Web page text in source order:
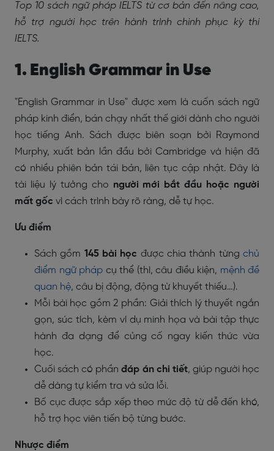
Top 10 sách ngữ pháp IELTS từ cơ bản đến nâng cao,
hỗ trợ người học trên hành trình chinh phục kỳ thi
IELTS.
1. English Grammar in Use
"English Grammar in Use" được xem là cuốn sách ngữ
pháp kinh điển, bán chạy nhất thế giới dành cho người
học tiếng Anh. Sách được biên soạn bởi Raymond
Murphy, xuất bản lần đầu bởi Cambridge và hiện đã
có nhiều phiên bản tái bản, liên tục cập nhật. Đây là
tài liệu lý tưởng cho người mới bắt đầu hoặc người
mất gốc vì cách trình bày rõ ràng, dễ tự học.
Ưu điểm
Sách gồm 145 bài học được chia thành từngchủ
điểm ngữ pháp cụ thể (thì, câu điều kiện, mệnh đề
quan hệ, câu bị động, động từ khuyết thiếu…).
Mỗi bài học gồm 2 phần: Giải thích lý thuyết ngắn
gọn, súc tích, kèm ví dụ minh họa và bài tập thực
hành đa dạng để củng cố ngay kiến thức vừa
học.
Cuối sách có phầnđáp án chi tiết, giúp người học
dễ dàng tự kiểm tra và sửa lỗi.
Bố cục được sắp xếp theo mức độ từ dễ đến khó,
hỗ trợ học viên tiến bộ từng bước.
Nhược điểm